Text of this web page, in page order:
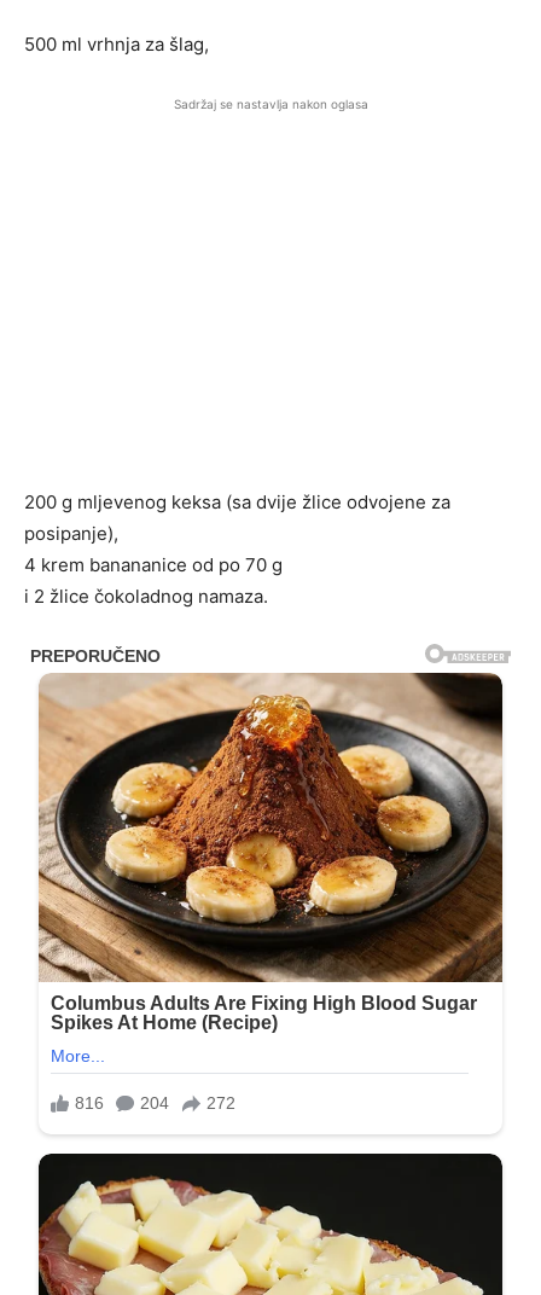
500 ml vrhnja za šlag,
Sadržaj se nastavlja nakon oglasa
200 g mljevenog keksa (sa dvije žlice odvojene za
posipanje),
4 krem ​​banananice od po 70 g
i 2 žlice čokoladnog namaza.